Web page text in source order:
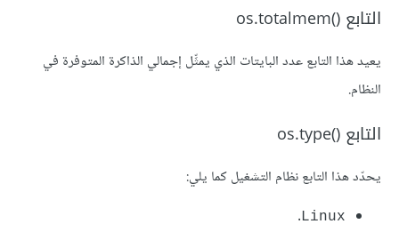
التابع os.totalmem()‎
يعيد هذا التابع عدد البايتات الذي يمثِّل إجمالي الذاكرة المتوفرة في
النظام.
التابع os.type()‎
يحدّد هذا التابع نظام التشغيل كما يلي:
Linux
.